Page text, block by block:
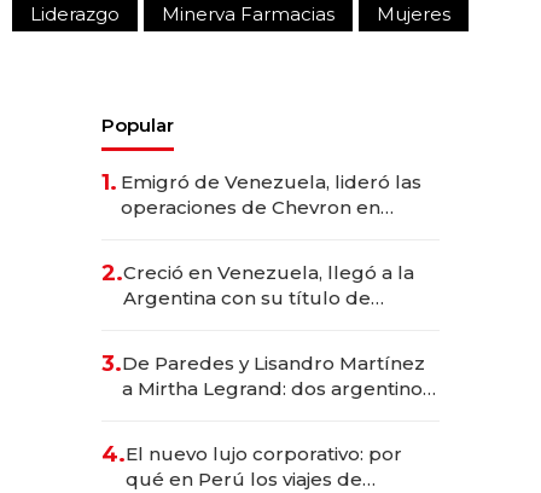
Liderazgo
Minerva Farmacias Mujeres
Popular
1. Emigró de Venezuela, lideró las
operaciones de Chevron en
2.Creció en Venezuela, llegó a la
Argentina con su título de
las marcas "fast premium"
3.De Paredes y Lisandro Martínez
a Mirtha Legrand: dos argentinos
4.El nuevo lujo corporativo: por
qué en Perú los viajes de